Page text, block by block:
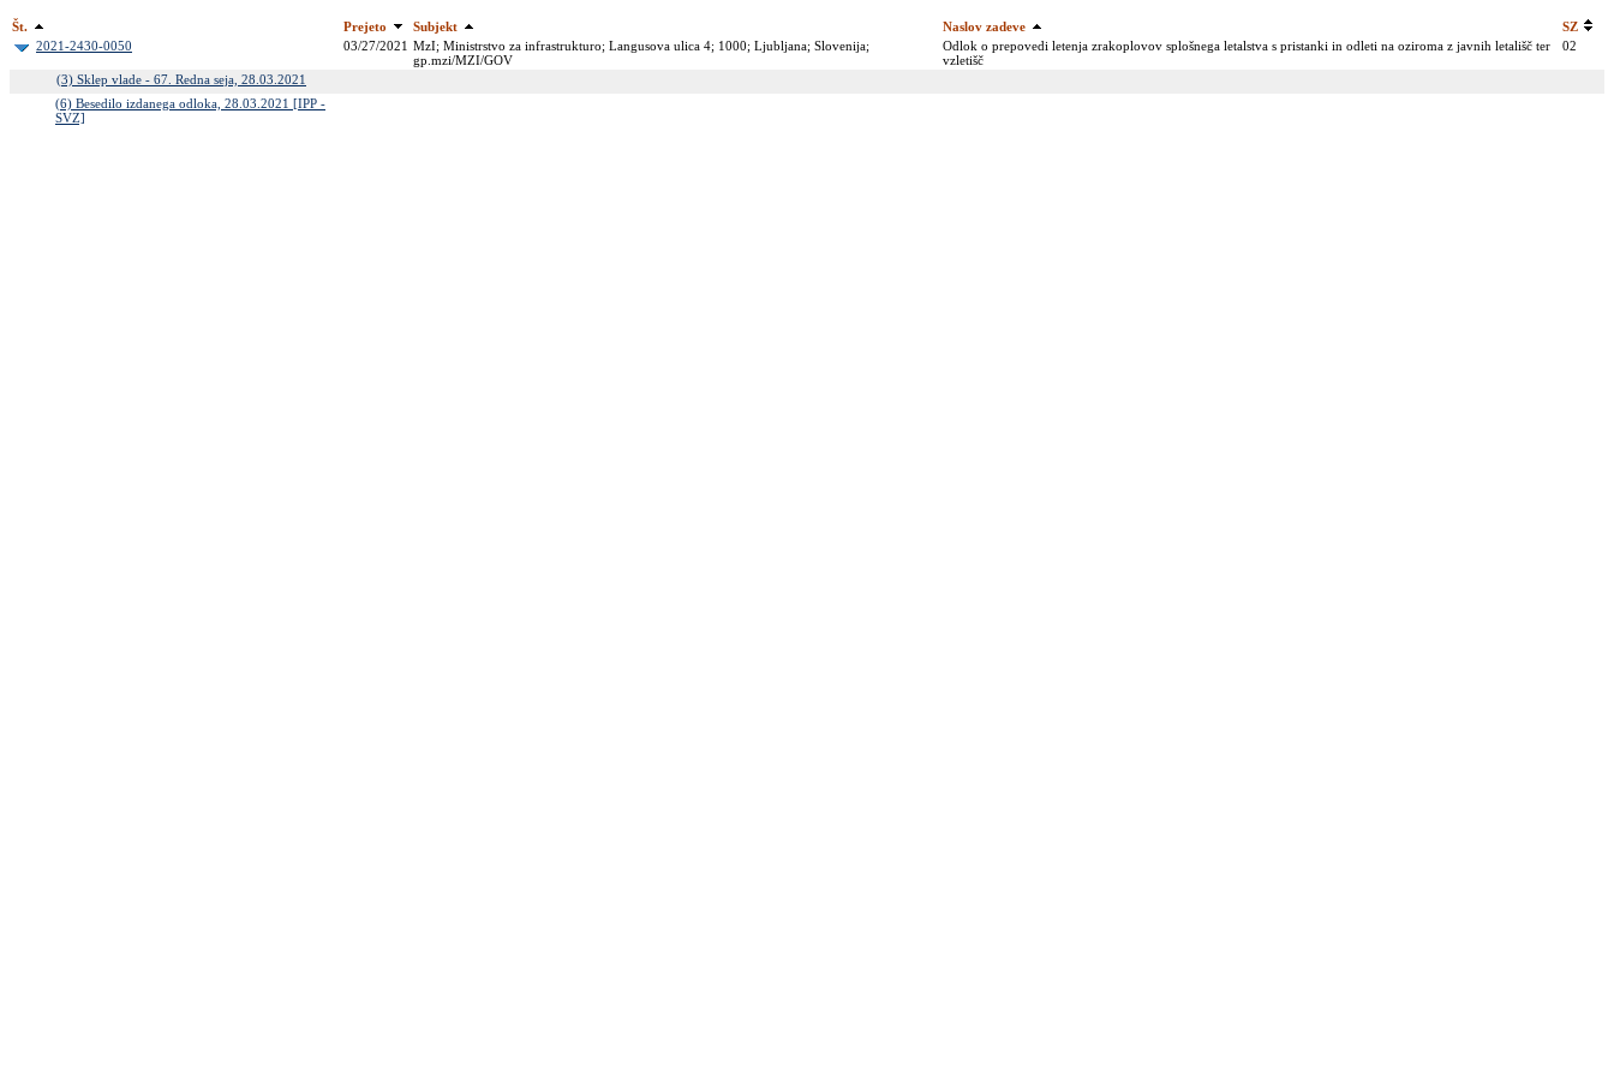
Št. Prejeto Subjekt Naslov zadeve
SZ
2021-2430-0050
03/27/2021 MzI; Ministrstvo za infrastrukturo; Langusova ulica 4; 1000; Ljubljana; Slovenija;
gp.mzi/MZI/GOV
Odlok o prepovedi letenja zrakoplovov splošnega letalstva s pristanki in odleti na oziroma z javnih letališč ter
vzletišč
02
(3) Sklep vlade - 67. Redna seja, 28.03.2021
(6) Besedilo izdanega odloka, 28.03.2021 [IPP -
SVZ]